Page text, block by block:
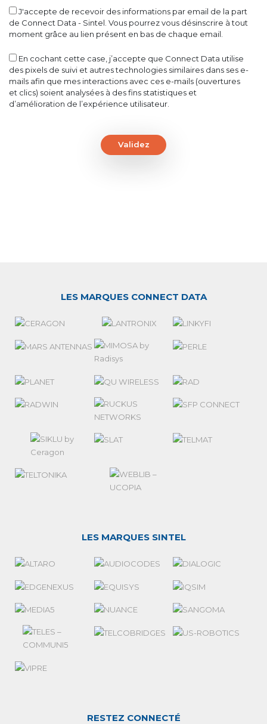
J'accepte de recevoir des informations par email de la part
de Connect Data - Sintel. Vous pourrez vous désinscrire à tout
moment grâce au lien présent en bas de chaque email.
En cochant cette case, j’accepte que Connect Data utilise
des pixels de suivi et autres technologies similaires dans ses e-
mails afin que mes interactions avec ces e-mails (ouvertures
et clics) soient analysées à des fins statistiques et
d’amélioration de l’expérience utilisateur.
Validez
LES MARQUES CONNECT DATA
LES MARQUES SINTEL
RESTEZ CONNECTÉ